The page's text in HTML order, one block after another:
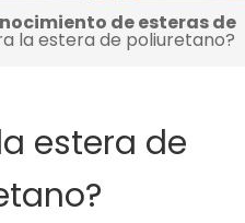
de esteras de
la estera de poliuretano?
estera de